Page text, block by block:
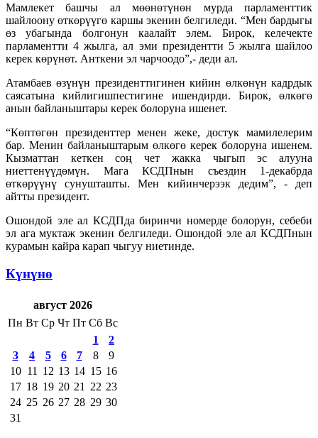
Мамлекет башчы ал мөөнөтүнөн мурда парламенттик
шайлоону өткөрүүгө каршы экенин белгиледи. “Мен бардыгы
өз убагында болгонун каалайт элем. Бирок, келечекте
парламентти 4 жылга, ал эми президентти 5 жылга шайлоо
керек көрүнөт. Анткени эл чарчоодо”,- деди ал.
Атамбаев өзүнүн президенттигинен кийин өлкөнүн кадрдык
саясатына кийлигишпестигине ишендирди. Бирок, өлкөгө
анын байланыштары керек болоруна ишенет.
“Көптөгөн президенттер менен жеке, достук мамилелерим
бар. Менин байланыштарым өлкөгө керек болоруна ишенем.
Кызматтан кеткен соң чет жакка чыгып эс алууна
ниеттенүүдөмүн. Мага КСДПнын съездин 1-декабрда
өткөрүүнү сунушташты. Мен кийинчерээк дедим”, - деп
айтты президент.
Ошондой эле ал КСДПда биринчи номерде болорун, себеби
эл ага муктаж экенин белгиледи. Ошондой эле ал КСДПнын
курамын кайра карап чыгуу ниетинде.
Күнүнө
август 2026
Пн Вт Ср Чт Пт Сб Вс
1
2
3
4 5 6 7 8
9
10 11 12 13 14 15 16
17 18 19 20 21 22 23
24 25 26 27 28 29 30
31